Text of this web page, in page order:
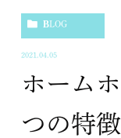
BLOG
2021.04.05
ホーム
つの特徴